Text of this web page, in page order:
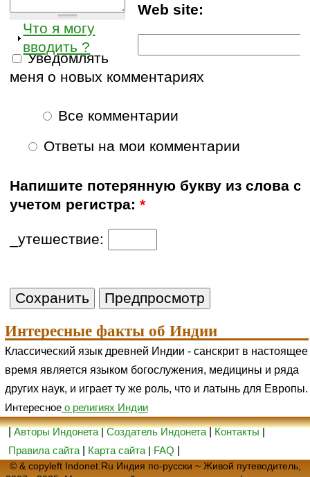
Web site:
Что я могу
вводить ?
Уведомлять
меня о новых комментариях
Все комментарии
Ответы на мои комментарии
Напишите потерянную букву из слова с
учетом регистра:*
_утешествие:
Интересные факты об Индии
Классический язык древней Индии - санскрит в настоящее
время является языком богослужения, медицины и ряда
других наук, и играет ту же роль, что и латынь для Европы.
Интересноео религиях Индии
|Авторы Индонета|Создатель Индонета|Контакты|
Правила сайта
Карта сайта | FAQ
© & copyleft Indonet.Ru Индия по-русски ~ Живой путеводитель,